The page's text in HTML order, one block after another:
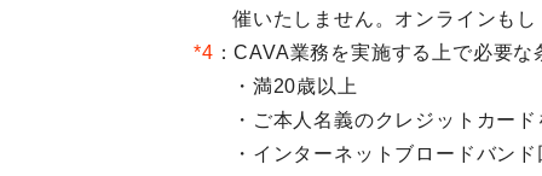
催いたしません。オンラインも
*4 ：CAVA業務を実施する上で必要
・満20歳以上
・ご本人名義のクレジットカー
・インターネットブロードバン